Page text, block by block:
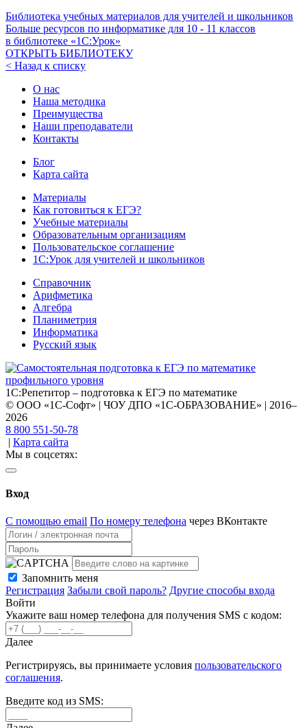
Библиотека учебных материалов для учителей и школьников
Больше ресурсов по информатике для 10 - 11 классов
в библиотеке «1С:Урок»
ОТКРЫТЬ БИБЛИОТЕКУ
< Назад к списку
О нас
Наша методика
Преимущества
Наши преподаватели
Контакты
Блог
Карта сайта
Материалы
Как готовиться к ЕГЭ?
Учебные материалы
Образовательным организациям
Пользовательское соглашение
1С:Урок для учителей и школьников
Справочник
Арифметика
Алгебра
Планиметрия
Информатика
Русский язык
1С:Репетитор – подготовка к ЕГЭ по математике
© ООО «1С-Софт» | ЧОУ ДПО «1С-ОБРАЗОВАНИЕ» | 2016–
2026
8 800 551-50-78
| Карта сайта
Мы в соцсетях:
Вход
С помощью email По номеру телефона через ВКонтакте
Запомнить меня
Регистрация Забыли свой пароль? Другие способы входа
Войти
Укажите ваш номер телефона для получения SMS с кодом:
Далее
Регистрируясь, вы принимаете условия пользовательского
соглашения.
Введите код из SMS: